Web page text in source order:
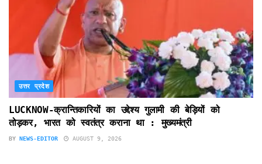
उत्तर प्रदेश
LUCKNOW-क्रान्तिकारियों का उद्देश्य गुलामी की बेड़ियों को
तोड़कर, भारत को स्वतंत्र कराना था : मुख्यमंत्री
BY NEWS-EDITOR AUGUST 9, 2026